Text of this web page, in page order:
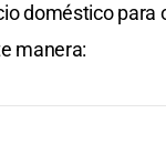
doméstico
manera: